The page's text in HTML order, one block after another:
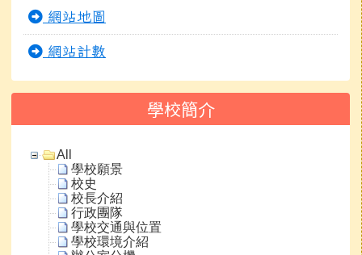
網站地圖
網站計數
學校簡介
All
學校願景
校史
校長介紹
行政團隊
學校交通與位置
學校環境介紹